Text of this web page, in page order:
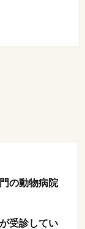
の動物病院
受診してい